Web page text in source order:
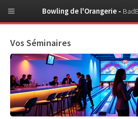
Vos Séminaires
Bowling de l'Orangerie -